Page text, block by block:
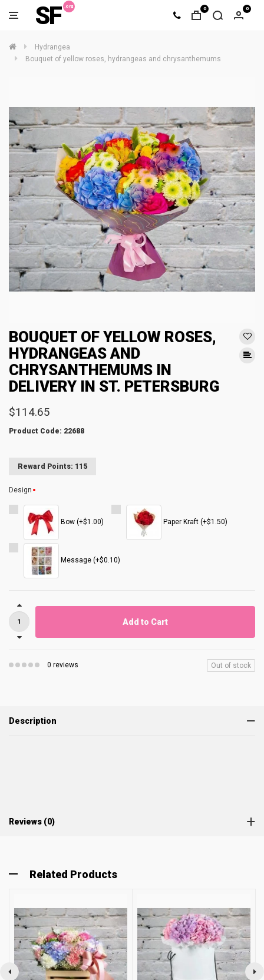
SF 0 0
Hydrangea
Bouquet of yellow roses, hydrangeas and chrysanthemums
BOUQUET OF YELLOW ROSES,
HYDRANGEAS AND
CHRYSANTHEMUMS IN
DELIVERY IN ST. PETERSBURG
$114.65
Product Code: 22688
Reward Points: 115
Design
Bow (+$1.00) Paper Kraft (+$1.50)
Message (+$0.10)
Add to Cart
0 reviews Out of stock
Description
Reviews (0)
Related Products